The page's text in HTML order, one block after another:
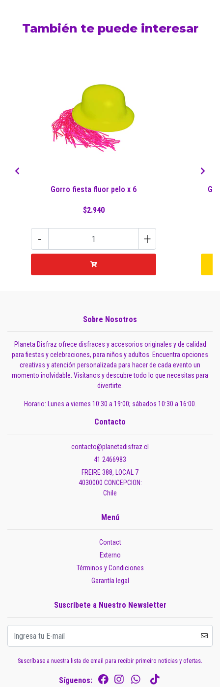
También te puede interesar
Gorro fiesta fluor pelo x 6
$2.940
- +
Sobre Nosotros
Planeta Disfraz ofrece disfraces y accesorios originales y de calidad
para fiestas y celebraciones, para niños y adultos. Encuentra opciones
creativas y atención personalizada para hacer de cada evento un
momento inolvidable. Visítanos y descubre todo lo que necesitas para
divertirte.
Horario: Lunes a viernes 10:30 a 19:00; sábados 10:30 a 16:00.
Contacto
contacto@planetadisfraz.cl
41 2466983
FREIRE 388, LOCAL 7
4030000 CONCEPCION:
Chile
Menú
Contact
Externo
Términos y Condiciones
Garantía legal
Suscríbete a Nuestro Newsletter
Suscríbase a nuestra lista de email para recibir primeiro noticias y ofertas.
Síguenos: